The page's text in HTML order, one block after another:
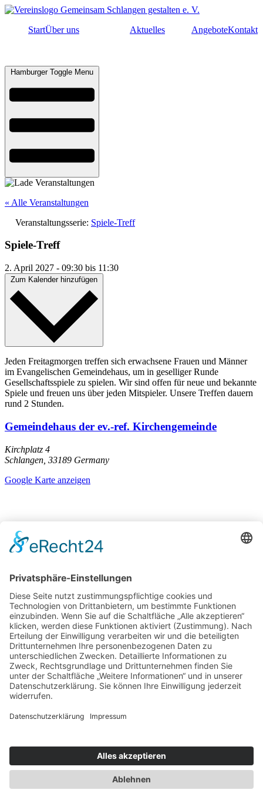
StartÜber uns Aktuelles AngeboteKontakt
Hamburger Toggle Menu
« Alle Veranstaltungen
Veranstaltungsserie: Spiele-Treff
Spiele-Treff
2. April 2027 - 09:30 bis 11:30
Jeden Freitagmorgen treffen sich erwachsene Frauen und Männer
im Evangelischen Gemeindehaus, um in geselliger Runde
Gesellschaftsspiele zu spielen. Wir sind offen für neue und bekannte
Spiele und freuen uns über jeden Mitspieler. Unsere Treffen dauern
rund 2 Stunden.
Gemeindehaus der ev.-ref. Kirchengemeinde
Kirchplatz 4
Schlangen 33189 Germany
Google Karte anzeigen
Rettungsbrot
Stadt-Terrassen: Gemeinsam singen